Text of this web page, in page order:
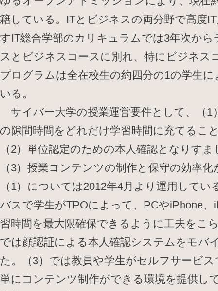
籍している。ITとビジネスの両分野で高度
すIT総合学部のカリキュラムでは3年次か
スとビジネスコースに別れ、特にビジネス
プログラムは全在校生の約四分の1の学生
いる。
サイバー大学の授業運営要件として、（1
の隙間時間をどれだけ学習時間に充てるこ
（2）単位認定のための本人確認となりす
（3）授業コンテンツの制作と保守の効率
（1）については2012年4月より運用して
バスで学生がTPOによって、PCやiPhone、
習時間を最大限確保できるように工夫をこ
では顔認証による本人確認システムをモバ
た。（3）では教員や学生がセルフサービ
単にコンテンツ制作ができる環境を提供し